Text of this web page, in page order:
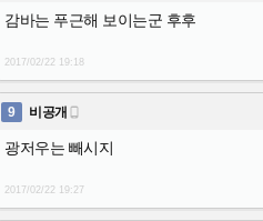
감바는 푸근해 보이는군 후후
2017/02/22 19:18
9 비공개 
광저우는 빼시지
2017/02/22 19:27